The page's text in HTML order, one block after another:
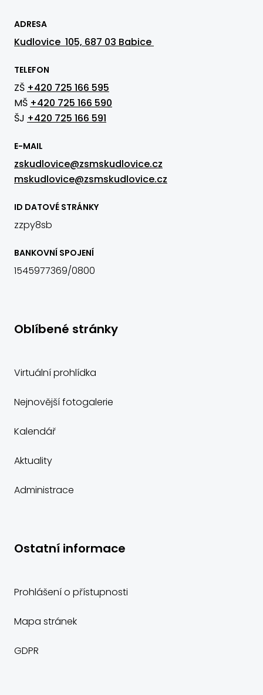
ADRESA
Kudlovice 105, 687 03 Babice
TELEFON
ZŠ +420 725 166 595
MŠ +420 725 166 590
ŠJ +420 725 166 591
E-MAIL
zskudlovice@zsmskudlovice.cz
mskudlovice@zsmskudlovice.cz
ID DATOVÉ STRÁNKY
zzpy8sb
BANKOVNÍ SPOJENÍ
1545977369/0800
Oblíbené stránky
Virtuální prohlídka
Nejnovější fotogalerie
Kalendář
Aktuality
Administrace
Ostatní informace
Prohlášení o přístupnosti
Mapa stránek
GDPR